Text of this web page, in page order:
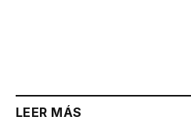
LEER MÁS